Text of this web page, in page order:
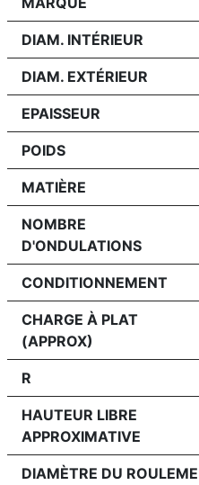
DIAM. INTÉRIEUR
DIAM. EXTÉRIEUR
EPAISSEUR
POIDS
MATIÈRE
NOMBRE
D'ONDULATIONS
CONDITIONNEMENT
CHARGE À PLAT
(APPROX)
R
HAUTEUR LIBRE
APPROXIMATIVE
DIAMÈTRE DU